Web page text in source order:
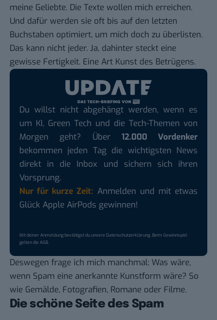
meine Geliebte. Die Texte wollen mich erreichen.
Und dafür werden sie oft bis auf den letzten
Buchstaben optimiert, um mich doch zu überlisten.
Das kann nicht jeder. Ja, dahinter steckt eine
gewisse Fertigkeit. Eine Art Kunst des Betrügens.
Du willst nicht abgehängt werden, wenn es
um KI, Green Tech und die Tech-Themen von
Morgen geht? Über 12.000 Vordenker
bekommen jeden Tag die wichtigsten News
direkt in die Inbox und sichern sich ihren
Vorsprung.
Nur für kurze Zeit: Anmelden und mit etwas
Glück Apple AirPods gewinnen!
Mit deiner Anmeldung bestätigst du unsere Datenschutzerklärung. Beim Gewinnspiel
gelten dieAGB.
Deswegen frage ich mich manchmal: Was wäre,
wenn Spam eine anerkannte Kunstform wäre? So
wie Gemälde, Fotografien, Romane oder Filme.
Die schöne Seite des Spam